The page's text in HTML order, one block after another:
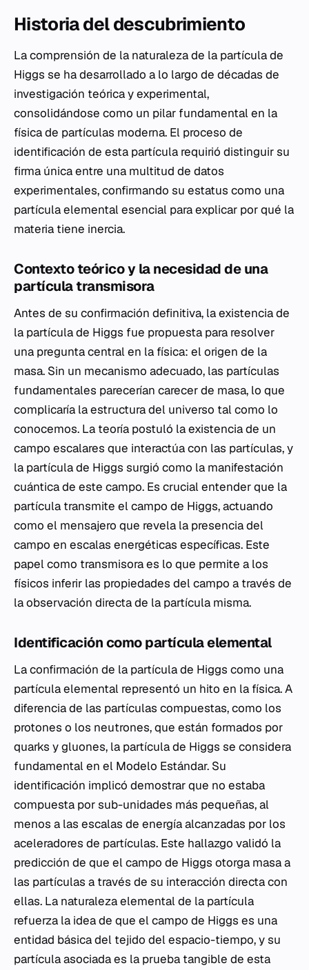
Historia del descubrimiento
La comprensión de la naturaleza de la partícula de
Higgs se ha desarrollado a lo largo de décadas de
investigación teórica y experimental,
consolidándose como un pilar fundamental en la
física de partículas moderna. El proceso de
identificación de esta partícula requirió distinguir su
firma única entre una multitud de datos
experimentales, confirmando su estatus como una
partícula elemental esencial para explicar por qué la
materia tiene inercia.
Contexto teórico y la necesidad de una
partícula transmisora
Antes de su confirmación definitiva, la existencia de
la partícula de Higgs fue propuesta para resolver
una pregunta central en la física: el origen de la
masa. Sin un mecanismo adecuado, las partículas
fundamentales parecerían carecer de masa, lo que
complicaría la estructura del universo tal como lo
conocemos. La teoría postuló la existencia de un
campo escalares que interactúa con las partículas, y
la partícula de Higgs surgió como la manifestación
cuántica de este campo. Es crucial entender que la
partícula transmite el campo de Higgs, actuando
como el mensajero que revela la presencia del
campo en escalas energéticas específicas. Este
papel como transmisora es lo que permite a los
físicos inferir las propiedades del campo a través de
la observación directa de la partícula misma.
Identificación como partícula elemental
La confirmación de la partícula de Higgs como una
partícula elemental representó un hito en la física. A
diferencia de las partículas compuestas, como los
protones o los neutrones, que están formados por
quarks y gluones, la partícula de Higgs se considera
fundamental en el Modelo Estándar. Su
identificación implicó demostrar que no estaba
compuesta por sub-unidades más pequeñas, al
menos a las escalas de energía alcanzadas por los
aceleradores de partículas. Este hallazgo validó la
predicción de que el campo de Higgs otorga masa a
las partículas a través de su interacción directa con
ellas. La naturaleza elemental de la partícula
refuerza la idea de que el campo de Higgs es una
entidad básica del tejido del espacio-tiempo, y su
partícula asociada es la prueba tangible de esta